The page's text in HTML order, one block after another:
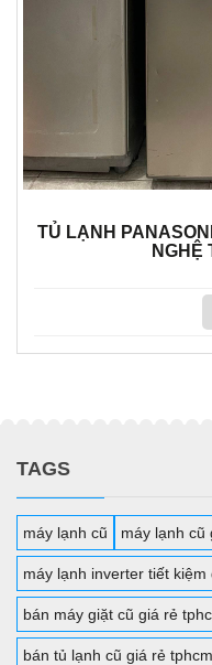
TỦ LẠNH
NGHỆ
TAGS
máy lạnh cũ máy lạnh cũ
máy lạnh inverter tiết kiệm
bán máy giặt cũ giá rẻ
bán tủ lạnh cũ giá rẻ tphcm